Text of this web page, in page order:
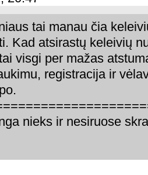
tai manau čia
Kad atsirastų keleivių
visgi per mažas
registracija ir
nieks ir nesiruose